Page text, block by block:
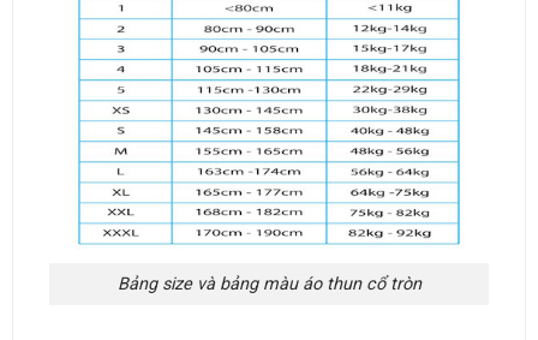
Bảng size và bảng màu áo thun cổ tròn